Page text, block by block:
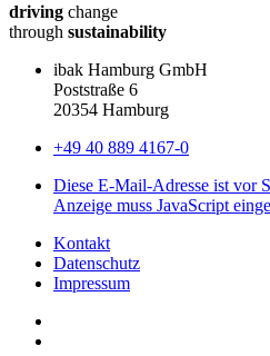
driving change
through sustainability
ibak Hamburg GmbH
Poststraße 6
20354 Hamburg
+49 40 889 4167-0
Diese E-Mail-Adresse ist vor
Anzeige muss JavaScript
Kontakt
Datenschutz
Impressum